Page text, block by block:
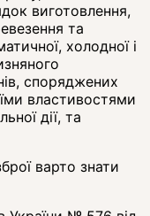
виготовлення,
та
холодної і
споряджених
властивостями
дії, та
варто знати